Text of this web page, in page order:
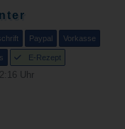
Paypal Vorkasse
E-Rezept
Uhr